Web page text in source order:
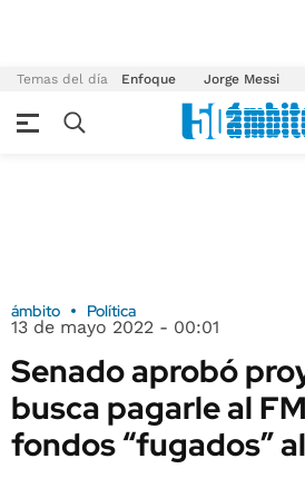
Temas del día Enfoque Jorge Messi
ámbito Política
13 de mayo 2022 - 00:01
Senado aprobó
busca pagarle al
fondos “fugados”